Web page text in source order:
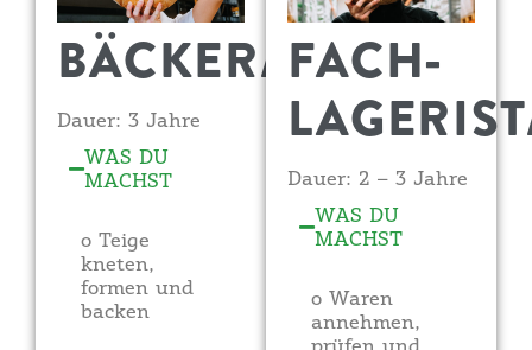
BÄCKER/IN
Dauer: 3 Jahre
WAS DU
MACHST
o Teige
kneten,
formen und
backen
FACH-
Dauer: 2 – 3 Jahre
WAS DU
MACHST
o Waren
annehmen,